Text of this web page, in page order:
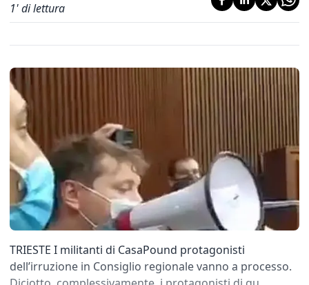
1' di lettura
TRIESTE I militanti di CasaPound protagonisti
dell’irruzione in Consiglio regionale vanno a processo.